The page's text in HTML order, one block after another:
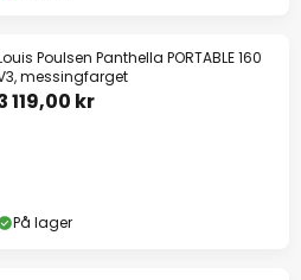
Poulsen Panthella PORTABLE 160
messingfarget
119,00 kr
På lager